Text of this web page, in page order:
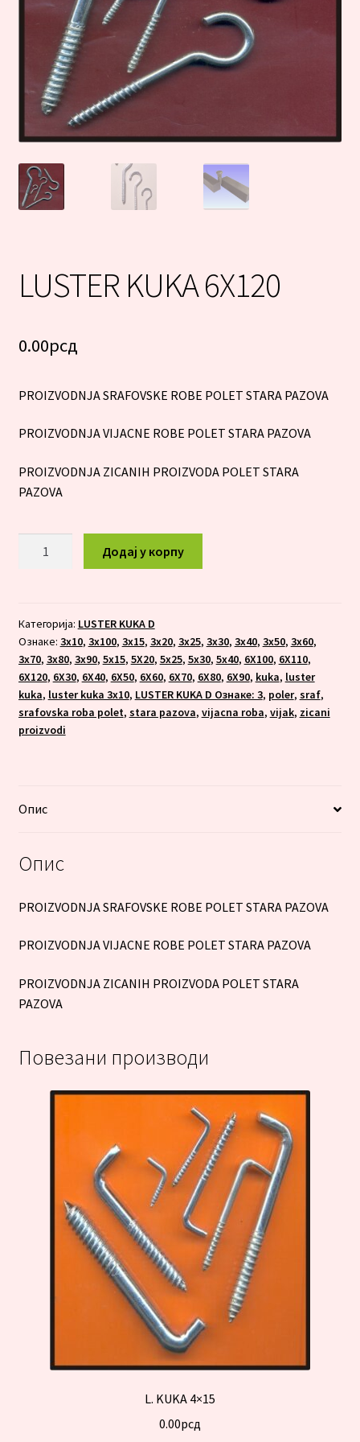
LUSTER KUKA 6X120
0.00рсд
PROIZVODNJA SRAFOVSKE ROBE POLET STARA PAZOVA
PROIZVODNJA VIJACNE ROBE POLET STARA PAZOVA
PROIZVODNJA ZICANIH PROIZVODA POLET STARA
PAZOVA
Додај у корпу
Категорија: LUSTER KUKA D
Ознаке: 3x10, 3x100, 3x15, 3x20, 3x25, 3x30, 3x40, 3x50, 3x60,
3x70, 3x80, 3x90, 5x15, 5X20, 5x25, 5x30, 5x40, 6X100, 6X110,
6X120, 6X30, 6X40, 6X50, 6X60, 6X70, 6X80, 6X90, kuka, luster
kuka, luster kuka 3x10, LUSTER KUKA D Ознаке: 3, poler, sraf,
srafovska roba polet, stara pazova, vijacna roba, vijak, zicani
proizvodi
Опис
Опис
PROIZVODNJA SRAFOVSKE ROBE POLET STARA PAZOVA
PROIZVODNJA VIJACNE ROBE POLET STARA PAZOVA
PROIZVODNJA ZICANIH PROIZVODA POLET STARA
PAZOVA
Повезани производи
L. KUKA 4×15
0.00рсд